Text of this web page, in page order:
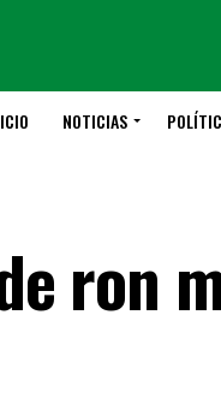
NOTICIAS
ron